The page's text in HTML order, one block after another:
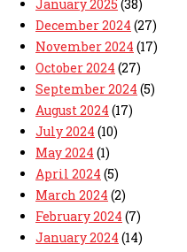
January 2025 (38)
December 2024 (27)
November 2024 (17)
October 2024 (27)
September 2024 (5)
August 2024 (17)
July 2024 (10)
May 2024 (1)
April 2024 (5)
March 2024 (2)
February 2024 (7)
January 2024 (14)